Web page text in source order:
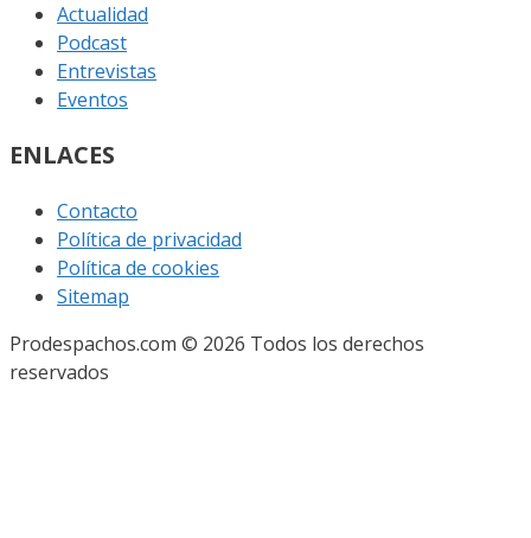
Actualidad
Podcast
Entrevistas
Eventos
ENLACES
Contacto
Política de privacidad
Política de cookies
Sitemap
Prodespachos.com © 2026 Todos los derechos
reservados